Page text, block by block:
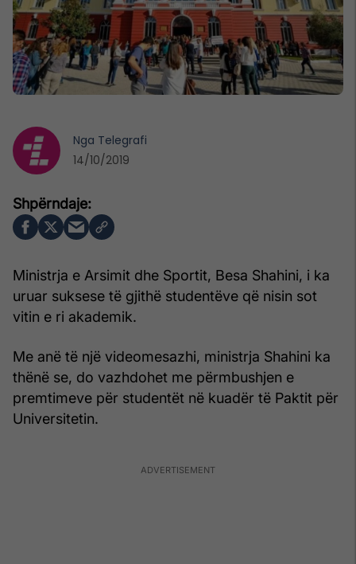
Ministrja e Arsimit dhe Sportit, Besa Shahini, i ka
uruar suksese të gjithë studentëve që nisin sot
vitin e ri akademik.
Me anë të një videomesazhi, ministrja Shahini ka
thënë se, do vazhdohet me përmbushjen e
premtimeve për studentët në kuadër të Paktit për
Universitetin.
Nga Telegrafi
14/10/2019